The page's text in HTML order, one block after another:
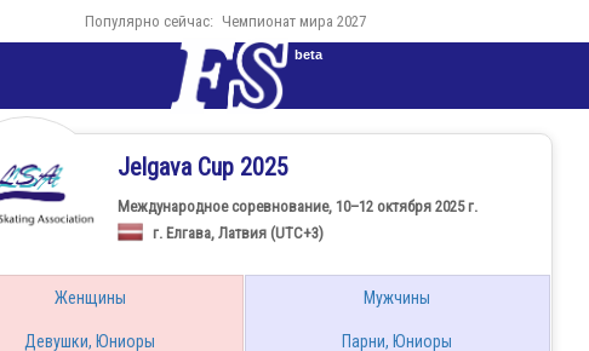
Популярно сейчас: Чемпионат мира 2027
beta
Jelgava Cup 2025
Международное соревнование, 10–12 октября 2025 г.
г. Елгава, Латвия (UTC+3)
Женщины
Девушки, Юниоры
Мужчины
Парни, Юниоры